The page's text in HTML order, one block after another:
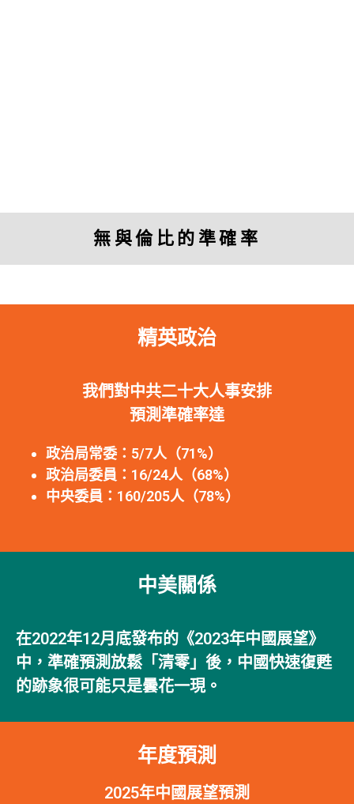
無與倫比的準確率
精英政治
我們對中共二十大人事安排
預測準確率達
政治局常委：5/7人（71%）
政治局委員：16/24人（68%）
中央委員：160/205人（78%）
中美關係
在2022年12月底發布的《2023年中國展望》
中，準確預測放鬆「清零」後，中國快速復甦
的跡象很可能只是曇花一現。
年度預測
2025年中國展望預測